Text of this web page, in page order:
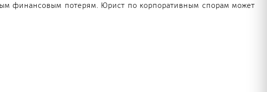
финансовым потерям. Юрист по корпоративным спорам может